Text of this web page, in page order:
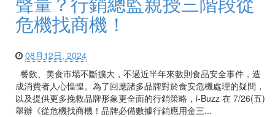
危機找商機！
08月12日, 2024
​ 餐飲、美食市場不斷擴大，不過近半年來數則食品安全事件，造
成消費者人心惶惶。為了回應諸多品牌對於食安危機處理的疑問，
以及提供更多挽救品牌形象更全面的行銷策略，i-Buzz 在 7/26(五)
舉辦《從危機找商機！品牌必備數據行銷應用金三...